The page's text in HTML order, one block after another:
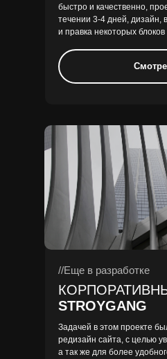
STROYGANG
Задачей в этом проекте
редизайн сайта, с целью
а так же для более
//Еще в разработке
быстро и качественно,
течении 3-4 дней, дизайн,
и правка некоторых блоков